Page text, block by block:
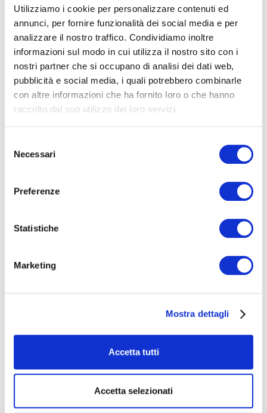
Utilizziamo i cookie per personalizzare contenuti ed
annunci, per fornire funzionalità dei social media e per
analizzare il nostro traffico. Condividiamo inoltre
informazioni sul modo in cui utilizza il nostro sito con i
nostri partner che si occupano di analisi dei dati web,
pubblicità e social media, i quali potrebbero combinarle
con altre informazioni che ha fornito loro o che hanno
raccolto dal suo utilizzo dei loro servizi.
delNecessari
Preferenze
Statistiche
Marketing
Mostra dettagli
Accetta tutti
Accetta selezionati